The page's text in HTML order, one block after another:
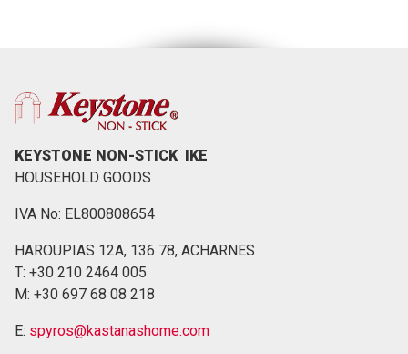
KEYSTONE NON-STICK ΙΚΕ
HOUSEHOLD GOODS
IVA No: EL800808654
HAROUPIAS 12Α, 136 78, ACHARNES
Τ: +30 210 2464 005
M: +30 697 68 08 218
E: spyros@kastanashome.com